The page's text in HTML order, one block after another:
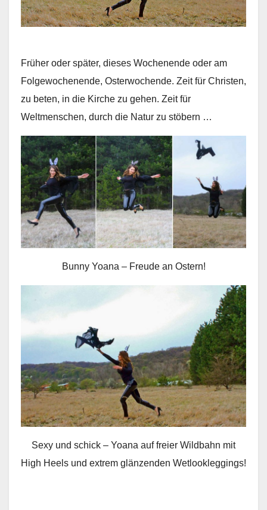
Früher oder später, dieses Wochenende oder am
Folgewochenende, Osterwochende. Zeit für Christen,
zu beten, in die Kirche zu gehen. Zeit für
Weltmenschen, durch die Natur zu stöbern …
Bunny Yoana – Freude an Ostern!
Sexy und schick – Yoana auf freier Wildbahn mit
High Heels und extrem glänzenden Wetlookleggings!